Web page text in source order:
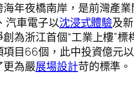
年夜橋南岸，是前灣產
汽車電子以沈浸式體驗及
為浙江首個“工業上樓”
項目66個，此中投資億元
為嚴展場設計苛的標準。